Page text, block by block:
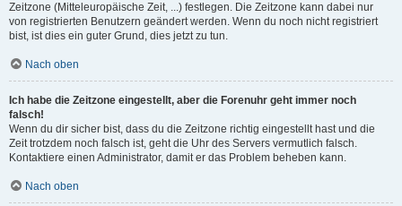
Zeitzone (Mitteleuropäische Zeit, ...) festlegen. Die Zeitzone kann dabei nur
von registrierten Benutzern geändert werden. Wenn du noch nicht registriert
bist, ist dies ein guter Grund, dies jetzt zu tun.
Nach oben
Ich habe die Zeitzone eingestellt, aber die Forenuhr geht immer noch
falsch!
Wenn du dir sicher bist, dass du die Zeitzone richtig eingestellt hast und die
Zeit trotzdem noch falsch ist, geht die Uhr des Servers vermutlich falsch.
Kontaktiere einen Administrator, damit er das Problem beheben kann.
Nach oben